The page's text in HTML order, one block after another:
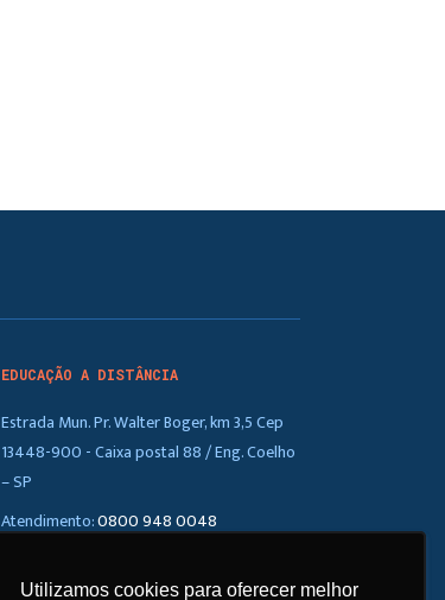
Utilizamos cookies para oferecer melhor
Utilizamos cookies para oferecer melhor
EDUCAÇÃO A DISTÂNCIA
Estrada Mun. Pr. Walter Boger, km 3,5 Cep
13448-900 - Caixa postal 88 / Eng. Coelho
– SP
Atendimento:0800 948 0048